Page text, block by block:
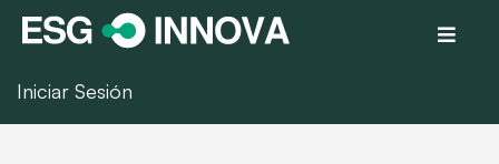
Iniciar Sesión